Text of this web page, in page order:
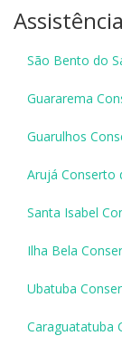
São Bento do
Guararema
Guarulhos
Arujá Conserto
Santa Isabel
Ilha Bela
Ubatuba
Caraguatatuba